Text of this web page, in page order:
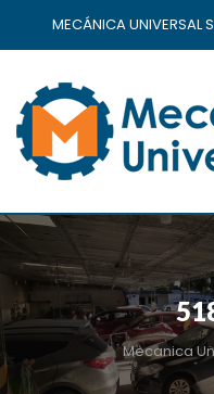
MECÁNICA UNIVERSAL
Mecanica